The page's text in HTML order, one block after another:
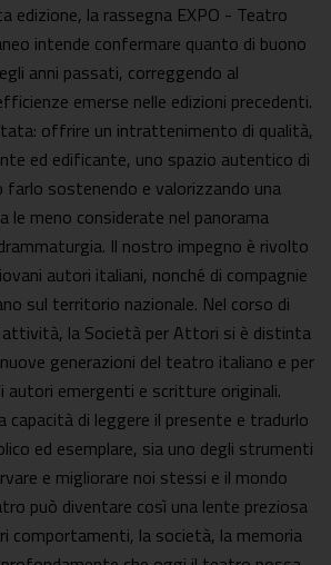
edizione, la rassegna EXPO - Teatro
intende confermare quanto di buono
anni passati, correggendo al
emerse nelle edizioni precedenti.
offrire un intrattenimento di qualità,
ed edificante, uno spazio autentico di
sostenendo e valorizzando una
le meno considerate nel panorama
Il nostro impegno è rivolto
autori italiani, nonché di compagnie
sul territorio nazionale. Nel corso di
la Società per Attori si è distinta
generazioni del teatro italiano e per
autori emergenti e scritture originali.
capacità di leggere il presente e tradurlo
ed esemplare, sia uno degli strumenti
e migliorare noi stessi e il mondo
può diventare così una lente preziosa
comportamenti, la società, la memoria